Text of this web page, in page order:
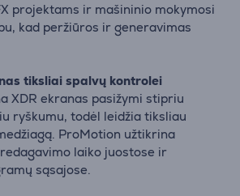
projektams ir mašininio mokymosi
kad peržiūros ir generavimas
tiksliai spalvų kontrolei
XDR ekranas pasižymi stipriu
ryškumu, todėl leidžia tiksliau
ProMotion užtikrina
laiko juostose ir
sąsajose.